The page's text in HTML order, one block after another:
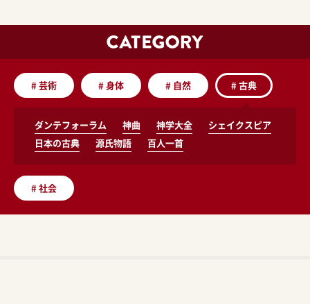
#芸術 #身体 # 自然 #古典
ダンテフォーラム 神曲 神学大全
シェイクスピア
日本の古典
源氏物語 百人一首
#社会